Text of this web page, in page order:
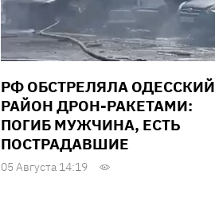
РФ ОБСТРЕЛЯЛА ОДЕССКИЙ
РАЙОН ДРОН-РАКЕТАМИ:
ПОГИБ МУЖЧИНА, ЕСТЬ
ПОСТРАДАВШИЕ
05 Августа 14:19